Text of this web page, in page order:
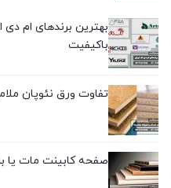
باکیفیت
تفاوت ورق نئوپان
صفحه کابینت مات یا